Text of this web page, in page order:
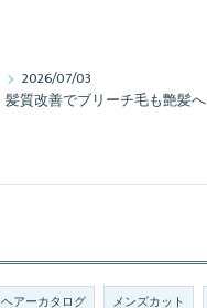
2026/07/03
髪質改善でブリーチ毛も艶髪へ
ヘアーカタログ メンズカット